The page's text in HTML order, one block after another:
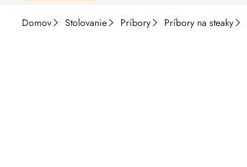
Domov Stolovanie Príbory Príbory na steaky